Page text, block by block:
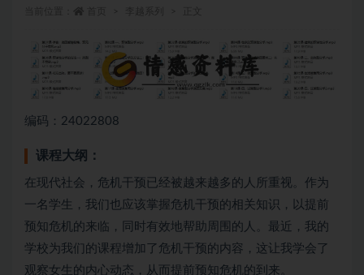
编码：24022808
课程大纲：
在现代社会，危机干预已经被越来越多的人所重视。作为
一名学生，我们也应该掌握危机干预的相关知识，以提前
预知危机的来临，同时有效地帮助周围的人。最近，我的
学校为我们的课程增加了危机干预的内容，这让我学会了
观察女生的内心动态，从而提前预知危机的到来。